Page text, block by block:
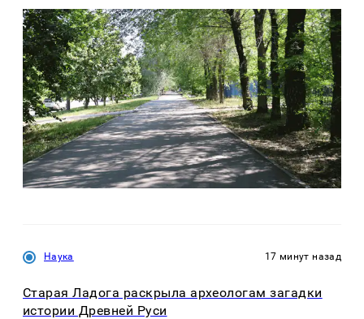
Наука 17 минут назад
Старая Ладога раскрыла археологам загадки
истории Древней Руси